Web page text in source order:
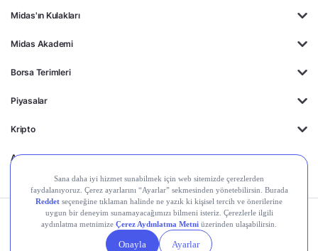
Midas'ın Kulakları
Midas Akademi
Borsa Terimleri
Piyasalar
Kripto
Ayrıcalıklar
Kişisel Verilerin
Gizlilik
Yasal
Duyurular
Çerez